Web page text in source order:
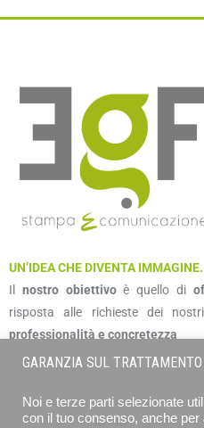
UN’IDEA CHE DIVENTA IMMAGINE.
Il nostro obiettivoè quello di
risposta alle richieste dei
professionalità e concretezza
GARANZIA SUL
Noi e terze parti selezionate
con il tuo consenso, anche